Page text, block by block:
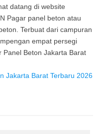
datang di website
Pagar panel beton atau
Terbuat dari campuran
empat persegi
Panel Beton Jakarta Barat
Jakarta Barat Terbaru 2026